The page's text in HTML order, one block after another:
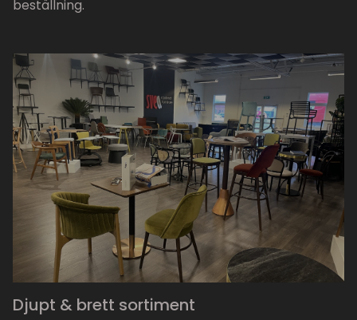
beställning.
Djupt & brett sortiment